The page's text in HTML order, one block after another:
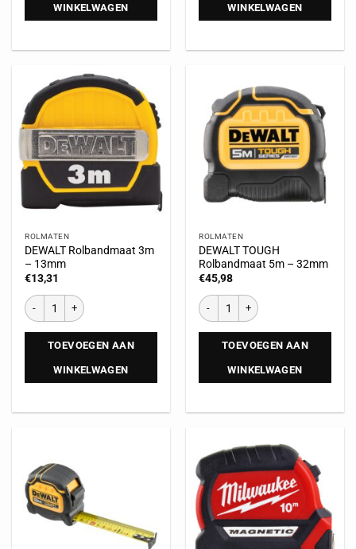
WINKELWAGEN WINKELWAGEN
ROLMATEN
DEWALT Rolbandmaat 3m
– 13mm
€13,31
TOEVOEGEN AAN
WINKELWAGEN
ROLMATEN
DEWALT TOUGH
Rolbandmaat 5m – 32mm
€45,98
TOEVOEGEN AAN
WINKELWAGEN